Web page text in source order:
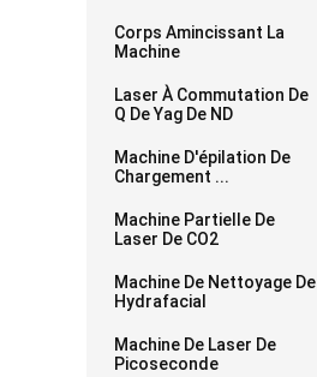
Corps Amincissant La
Machine
Laser À Commutation De
Q De Yag De ND
Machine D'épilation De
Chargement ...
Machine Partielle De
Laser De CO2
Machine De Nettoyage De
Hydrafacial
Machine De Laser De
Picoseconde